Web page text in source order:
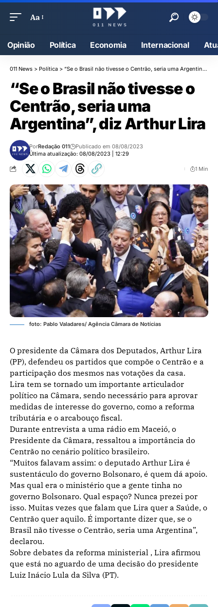
Aa
Opinião Política Economia Internacional
011 News > Política > “Se o Brasil não tivesse o Centrão, seria uma Argentina”, diz Arthur Lira
“Se o Brasil não tivesse o
Centrão, seria uma
Argentina”, diz Arthur Lira
Última atualização: 08/08/2023 | 12:29
PorRedação 011 Publicado em 08/08/2023
1 Min
foto: Pablo Valadares/ Agência Câmara de Notícias
O presidente da Câmara dos Deputados, Arthur Lira
(PP), defendeu os partidos que compõe o Centrão e a
participação dos mesmos nas votações da casa.
Lira tem se tornado um importante articulador
político na Câmara, sendo necessário para aprovar
medidas de interesse do governo, como a reforma
tributária e o arcabouço fiscal.
Durante entrevista a uma rádio em Maceió, o
Presidente da Câmara, ressaltou a importância do
Centrão no cenário político brasileiro.
“Muitos falavam assim: o deputado Arthur Lira é
sustentáculo do governo Bolsonaro, é quem dá apoio.
Mas qual era o ministério que a gente tinha no
governo Bolsonaro. Qual espaço? Nunca prezei por
isso. Muitas vezes que falam que Lira quer a Saúde, o
Centrão quer aquilo. É importante dizer que, se o
Brasil não tivesse o Centrão, seria uma Argentina”,
declarou.
Sobre debates da reforma ministerial , Lira afirmou
que está no aguardo de uma decisão do presidente
Luiz Inácio Lula da Silva (PT).